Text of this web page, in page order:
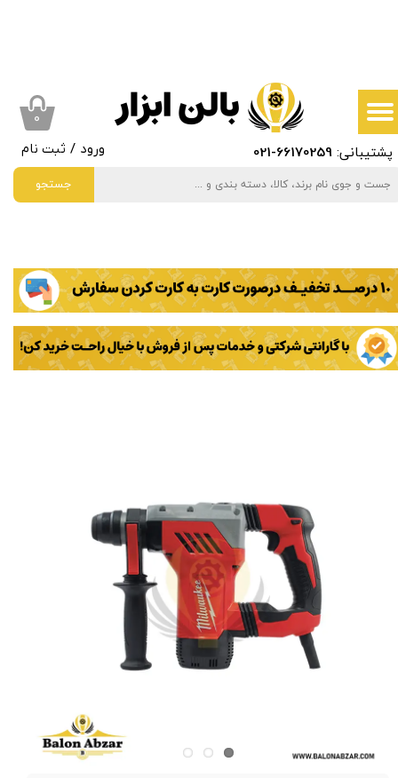
جستجو
پشتیبانی:66170259
-021 ورود / ثبت نام
سفارشات
خروج از حساب کاربری
۰